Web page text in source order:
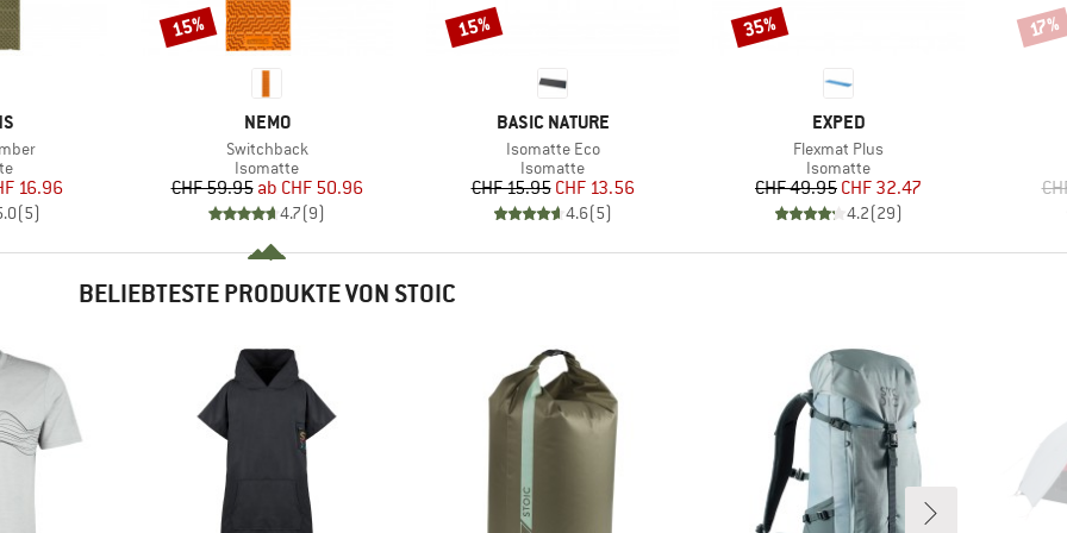
Preis
16.96
(5)
MARKE
NEMO
Artikel
Switchback
Produktgruppe
Isomatte
Preis
CHF 59.95 reduzierter Preis
ab CHF 50.96
4.7(9)
Rabatt
15%
MARKE
BASIC NATURE
Artikel
Isomatte Eco
Produktgruppe
Isomatte
Preis
CHF 15.95reduzierter Preis
CHF 13.56
4.6(5)
Rabatt
15%
MARKE
EXPED
Artikel
Flexmat Plus
Produktgruppe
Isomatte
Preis
CHF 49.95reduzierter Preis
CHF 32.47
4.2(29)
Rabatt
35% 17%
BELIEBTESTE PRODUKTE VON STOIC